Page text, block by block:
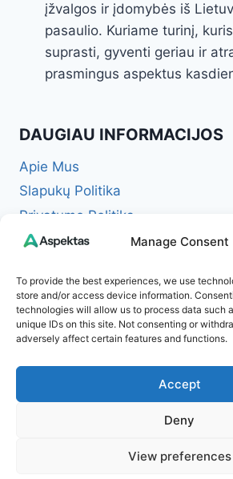
Manage Consent
To provide the best experiences, we use
store and/or access device information.
technologies will allow us to process data such
unique IDs on this site. Not consenting or
adversely affect certain features and functions.
Accept
Deny
View preferences
įžvalgos ir įdomybės iš
pasaulio. Kuriame turinį,
suprasti, gyventi geriau ir
prasmingus aspektus
DAUGIAU INFORMACIJOS
Apie Mus
Slapukų Politika
Privatumo Politika
Redakcinė politika + Klaidų
Atsakomybės apribojimas
Naudojimosi taisyklės (Terms of
Kontaktai
internete